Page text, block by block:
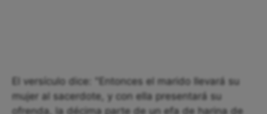
El versículo dice: "Entonces el marido llevará su
mujer al sacerdote, y con ella presentará su
ofrenda, la décima parte de un efa de harina de